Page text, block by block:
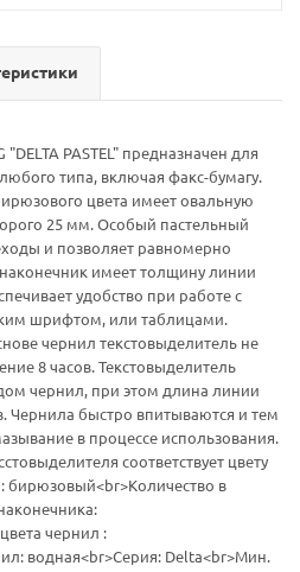
"DELTA PASTEL" предназначен для
типа, включая факс-бумагу.
цвета имеет овальную
25 мм. Особый пастельный
и позволяет равномерно
имеет толщину линии
удобство при работе с
шрифтом, или таблицами.
чернил текстовыделитель не
8 часов. Текстовыделитель
чернил, при этом длина линии
Чернила быстро впитываются и тем
в процессе использования.
соответствует цвету
бирюзовый<br>Количество в
чернил :
водная<br>Серия: Delta<br>Мин.